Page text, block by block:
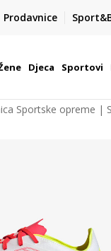
Prodavnice
NAS NA : 055/490-
Pon-Pet od 9h - 16h
Djeca Sportovi
Sportske opreme |